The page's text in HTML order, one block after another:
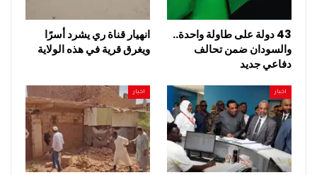
43 دولة على طاولة واحدة..
والسودان ضمن تحالف
دفاعي جديد
انهيار قناة ري يشرد أسرًا
ويغرق قرية في هذه الولاية
اخبار اخبار